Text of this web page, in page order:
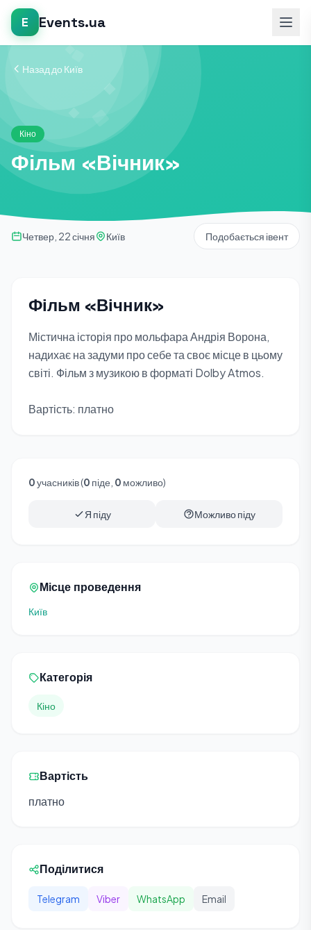
E Events.ua
Назад до Київ
Кіно
Фільм «Вічник»
Четвер, 22 січня Київ Подобається івент
Фільм «Вічник»
Містична історія про мольфара Андрія Ворона,
надихає на задуми про себе та своє місце в цьому
світі. Фільм з музикою в форматі Dolby Atmos.
Вартість: платно
0учасників (0 піде, 0 можливо)
Я піду Можливо піду
Місце проведення
Київ
Категорія
Кіно
Вартість
платно
Поділитися
Telegram Viber WhatsApp Email